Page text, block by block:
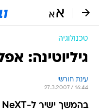
טכנולוגיה
גיליוטינה:
עינת חורשי
27.3.2007 / 16:44